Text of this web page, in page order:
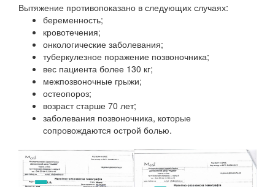
Вытяжение противопоказано в следующих случаях:
беременность;
кровотечения;
онкологические заболевания;
туберкулезное поражение позвоночника;
вес пациента более 130 кг;
межпозвоночные грыжи;
остеопороз;
возраст старше 70 лет;
заболевания позвоночника, которые
сопровождаются острой болью.